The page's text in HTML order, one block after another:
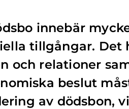
innebär
tillgångar. Det
och relationer
beslut
av dödsbon,